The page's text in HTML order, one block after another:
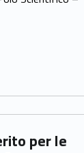
per le